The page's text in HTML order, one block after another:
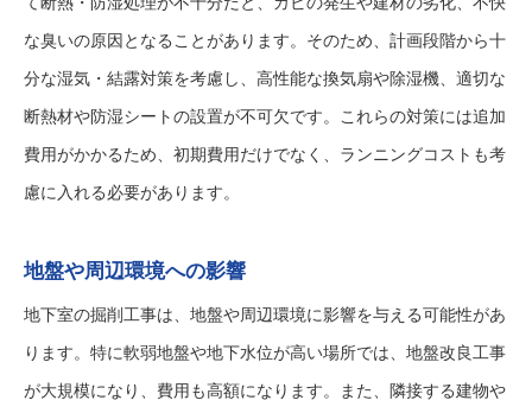
な臭いの原因となることがあります。そのため、計画段階から十
分な湿気・結露対策を考慮し、高性能な換気扇や除湿機、適切な
断熱材や防湿シートの設置が不可欠です。これらの対策には追加
費用がかかるため、初期費用だけでなく、ランニングコストも考
慮に入れる必要があります。
地盤や周辺環境への影響
地下室の掘削工事は、地盤や周辺環境に影響を与える可能性があ
ります。特に軟弱地盤や地下水位が高い場所では、地盤改良工事
が大規模になり、費用も高額になります。また、隣接する建物や